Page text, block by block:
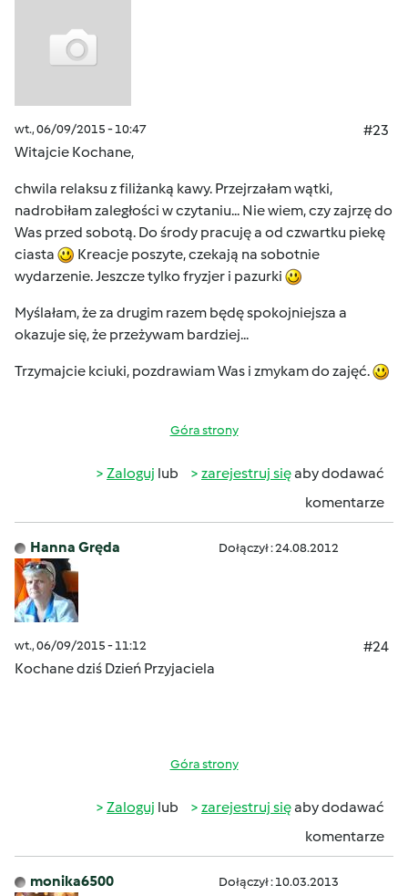
wt., 06/09/2015 - 10:47
#23
Witajcie Kochane,
chwila relaksu z filiżanką kawy. Przejrzałam wątki,
nadrobiłam zaległości w czytaniu... Nie wiem, czy zajrzę do
Was przed sobotą. Do środy pracuję a od czwartku piekę
ciasta
Kreacje poszyte, czekają na sobotnie
wydarzenie. Jeszcze tylko fryzjer i pazurki
Myślałam, że za drugim razem będę spokojniejsza a
okazuje się, że przeżywam bardziej...
Trzymajcie kciuki, pozdrawiam Was i zmykam do zajęć.
Góra strony
Zaloguj lub zarejestruj sięaby dodawać
komentarze
Hanna Gręda Dołączył : 24.08.2012
wt., 06/09/2015 - 11:12
#24
Kochane dziś Dzień Przyjaciela
Góra strony
Zaloguj lub zarejestruj sięaby dodawać
komentarze
monika6500 Dołączył : 10.03.2013